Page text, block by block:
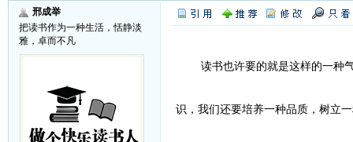
邢成举
把读书作为一种生活，恬静淡
雅，卓而不凡
读书也许要的就是这样的一种气
识，我们还要培养一种品质，树立